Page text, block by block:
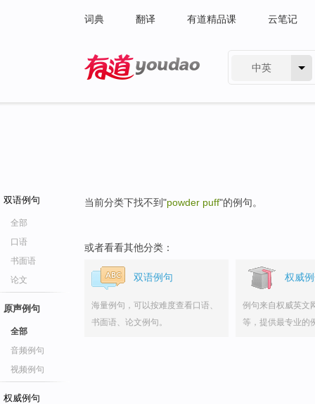
词典 翻译 有道精品课 云笔记
中英
双语例句
全部
口语
书面语
论文
原声例句
全部
音频例句
视频例句
权威例句
当前分类下找不到"powder puff"的例句。
或者看看其他分类：
双语例句
海量例句，可以按难度查看口语、
书面语、论文例句。
权威
例句来自权威英文
等，提供最专业的